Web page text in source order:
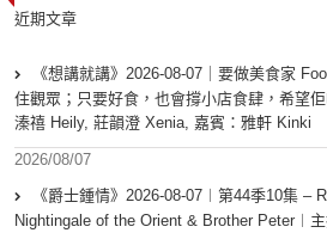
近期文章
《想講就講》2026-08-07｜要做美食家
住觀眾；只要好食，也會撐小店食肆，希望
溱禧 Heily, 莊韻澄 Xenia, 嘉賓：雅軒 Kinki
2026/08/07
《爵士鍾情》2026-08-07︱第44季10集 –
Nightingale of the Orient & Brother Peter︱